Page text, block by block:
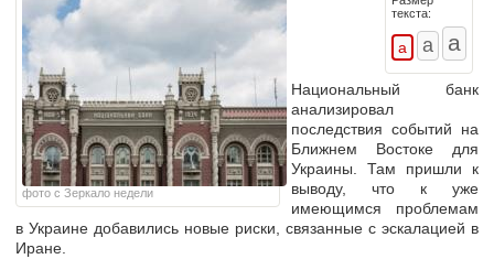
фото с Зеркало недели
текста:
Национальный банк
анализировал
последствия событий на
Ближнем Востоке для
Украины. Там пришли к
выводу, что к уже
имеющимся проблемам
в Украине добавились новые риски, связанные с эскалацией в
Иране.